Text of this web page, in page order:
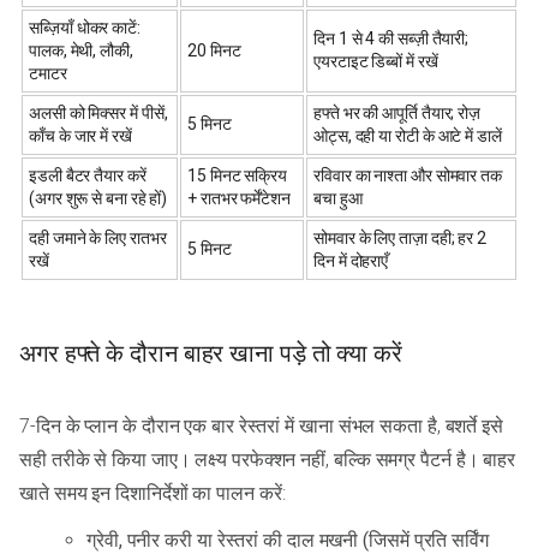
सब्ज़ियाँ धोकर काटें:
पालक, मेथी, लौकी,
टमाटर
20 मिनट
दिन 1 से 4 की सब्ज़ी तैयारी;
एयरटाइट डिब्बों में रखें
अलसी को मिक्सर में पीसें,
काँच के जार में रखें
5 मिनट
हफ्ते भर की आपूर्ति तैयार; रोज़
ओट्स, दही या रोटी के आटे में डालें
इडली बैटर तैयार करें
(अगर शुरू से बना रहे हों)
15 मिनट सक्रिय
+ रातभर फर्मेंटेशन
रविवार का नाश्ता और सोमवार तक
बचा हुआ
दही जमाने के लिए रातभर
रखें
5 मिनट
सोमवार के लिए ताज़ा दही; हर 2
दिन में दोहराएँ
अगर हफ्ते के दौरान बाहर खाना पड़े तो क्या करें
7-दिन के प्लान के दौरान एक बार रेस्तरां में खाना संभल सकता है, बशर्ते इसे
सही तरीके से किया जाए। लक्ष्य परफेक्शन नहीं, बल्कि समग्र पैटर्न है। बाहर
खाते समय इन दिशानिर्देशों का पालन करें:
ग्रेवी, पनीर करी या रेस्तरां की दाल मखनी (जिसमें प्रति सर्विंग